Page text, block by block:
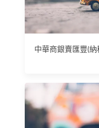
中華商銀賣匯豐(